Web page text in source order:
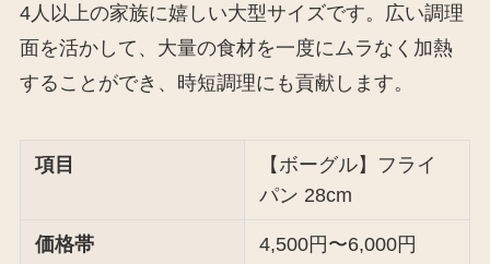
4人以上の家族に嬉しい大型サイズです。広い調理
面を活かして、大量の食材を一度にムラなく加熱
することができ、時短調理にも貢献します。
項目
【ボーグル】フライ
パン 28cm
価格帯 4,500円〜6,000円